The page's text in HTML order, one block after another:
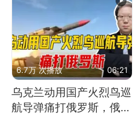
6.7万 次播放 06:21
乌克兰动用国产火烈鸟巡
航导弹痛打俄罗斯，俄军